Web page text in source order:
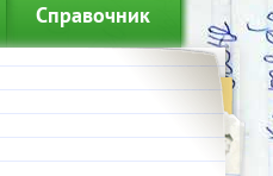
Справочник